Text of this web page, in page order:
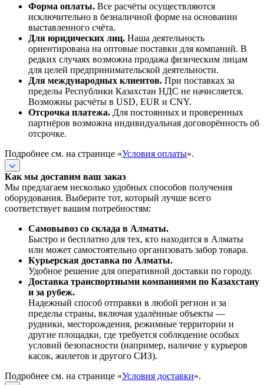
Форма оплаты. Все расчёты осуществляются
исключительно в безналичной форме на основании
выставленного счёта.
Для юридических лиц. Наша деятельность
ориентирована на оптовые поставки для компаний. В
редких случаях возможна продажа физическим лицам
для целей предпринимательской деятельности.
Для международных клиентов. При поставках за
пределы Республики Казахстан НДС не начисляется.
Возможны расчёты в USD, EUR и CNY.
Отсрочка платежа. Для постоянных и проверенных
партнёров возможна индивидуальная договорённость об
отсрочке.
Подробнее см. на странице «Условия оплаты».
Как мы доставим ваш заказ
Мы предлагаем несколько удобных способов получения
оборудования. Выберите тот, который лучше всего
соответствует вашим потребностям:
Самовывоз со склада в Алматы.
Быстро и бесплатно для тех, кто находится в Алматы
или может самостоятельно организовать забор товара.
Курьерская доставка по Алматы.
Удобное решение для оперативной доставки по городу.
Доставка транспортными компаниями по Казахстану
и за рубеж.
Надежный способ отправки в любой регион и за
пределы страны, включая удалённые объекты —
рудники, месторождения, режимные территории и
другие площадки, где требуется соблюдение особых
условий безопасности (например, наличие у курьеров
касок, жилетов и другого СИЗ).
Подробнее см. на странице «Условия доставки».